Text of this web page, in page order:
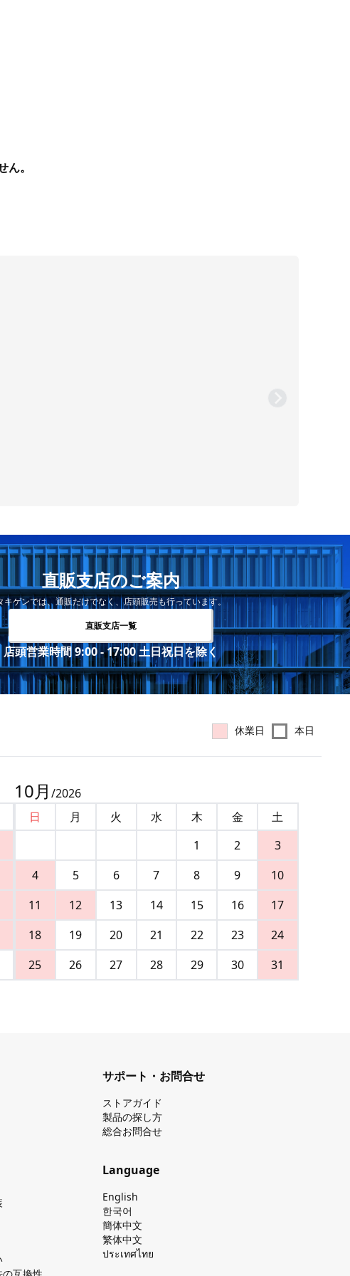
。
直販支店のご案内
キゲンでは、通販だけでなく、店頭販売も行っています。
直販支店一覧
店頭営業時間 9:00 - 17:00 土日祝日を除く
休業日 本日
10月 /2026
日
月 火 水 木 金
土
1
2
3
4
5 6 7 8 9
10
11
12 13 14 15 16
17
18
19 20 21 22 23
24
25
26 27 28 29 30 31
サポート・お問合せ
ストアガイド
製品の探し⽅
総合お問合せ
Language
English
한국어
簡体中文
繁体中文
ประเทศไทย